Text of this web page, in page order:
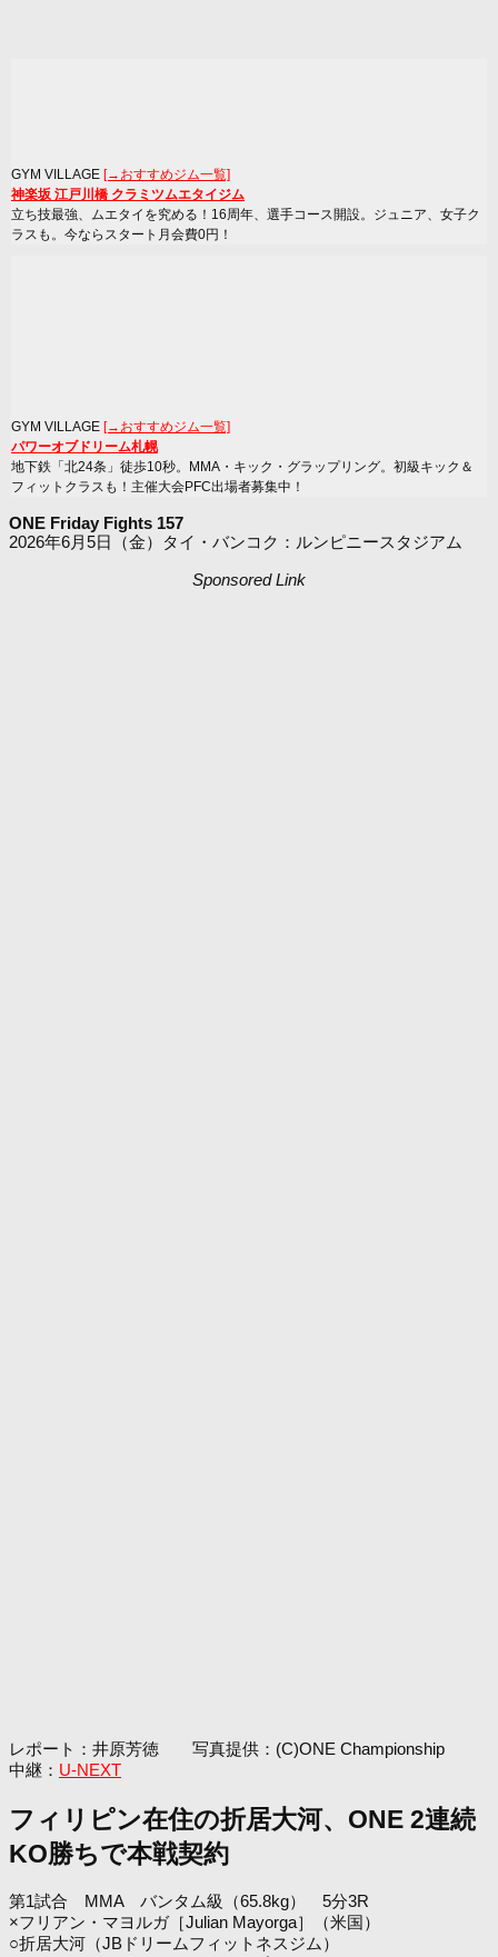
GYM VILLAGE [→おすすめジム一覧]
神楽坂 江戸川橋 クラミツムエタイジム
立ち技最強、ムエタイを究める！16周年、選手コース開設。ジュニア、女子ク
ラスも。今ならスタート月会費0円！
GYM VILLAGE [→おすすめジム一覧]
パワーオブドリーム札幌
地下鉄「北24条」徒歩10秒。MMA・キック・グラップリング。初級キック＆
フィットクラスも！主催大会PFC出場者募集中！
ONE Friday Fights 157
2026年6月5日（金）タイ・バンコク：ルンピニースタジアム
Sponsored Link
レポート：井原芳徳 写真提供：(C)ONE Championship
中継： U-NEXT
フィリピン在住の折居大河、ONE 2連続
KO勝ちで本戦契約
第1試合 MMA バンタム級（65.8kg） 5分3R
×フリアン・マヨルガ［Julian Mayorga］（米国）
○折居大河（JBドリームフィットネスジム）